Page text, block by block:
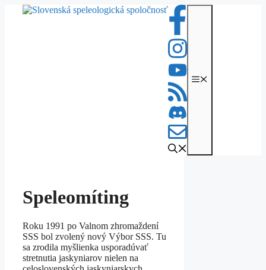
Preskočiť
Menu
Speleomíting
Roku 1991 po Valnom zhromaždení
SSS bol zvolený nový Výbor SSS. Tu
sa zrodila myšlienka usporadúvať
stretnutia jaskyniarov nielen na